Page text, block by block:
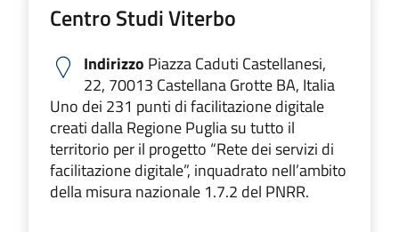
Centro Studi Viterbo
Indirizzo Piazza Caduti Castellanesi,
22, 70013 Castellana Grotte BA, Italia
Uno dei 231 punti di facilitazione digitale
creati dalla Regione Puglia su tutto il
territorio per il progetto “Rete dei servizi di
facilitazione digitale”, inquadrato nell’ambito
della misura nazionale 1.7.2 del PNRR.